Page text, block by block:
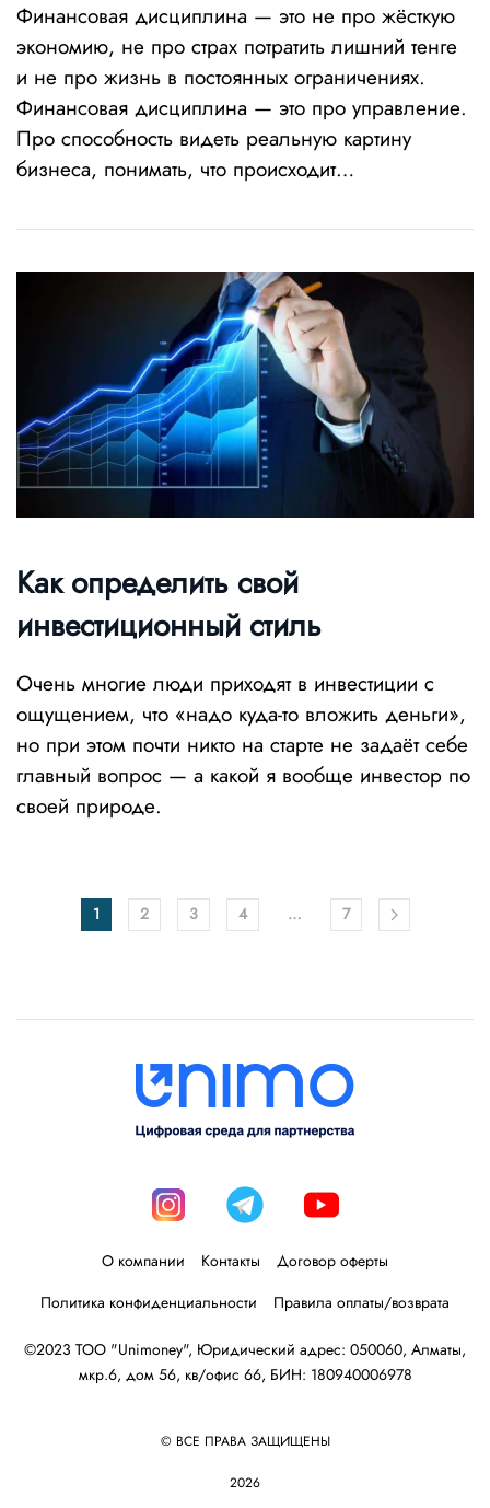
Финансовая дисциплина — это не про жёсткую
экономию, не про страх потратить лишний тенге
и не про жизнь в постоянных ограничениях.
Финансовая дисциплина — это про управление.
Про способность видеть реальную картину
бизнеса, понимать, что происходит…
Как определить свой
инвестиционный стиль
Очень многие люди приходят в инвестиции с
ощущением, что «надо куда-то вложить деньги»,
но при этом почти никто на старте не задаёт себе
главный вопрос — а какой я вообще инвестор по
своей природе.
1 2 3 4 … 7
О компании Контакты
Договор оферты
Политика конфиденциальности
Правила оплаты/возврата
©2023 ТОО "Unimoney", Юридический адрес: 050060, Алматы,
мкр.6, дом 56, кв/офис 66, БИН: 180940006978
© ВСЕ ПРАВА ЗАЩИЩЕНЫ
2026